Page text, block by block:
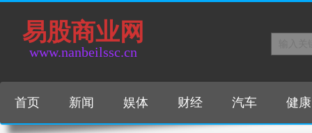
易股商业网
www.nanbeilssc.cn
首页 新闻 娱体 财经 汽车 健康